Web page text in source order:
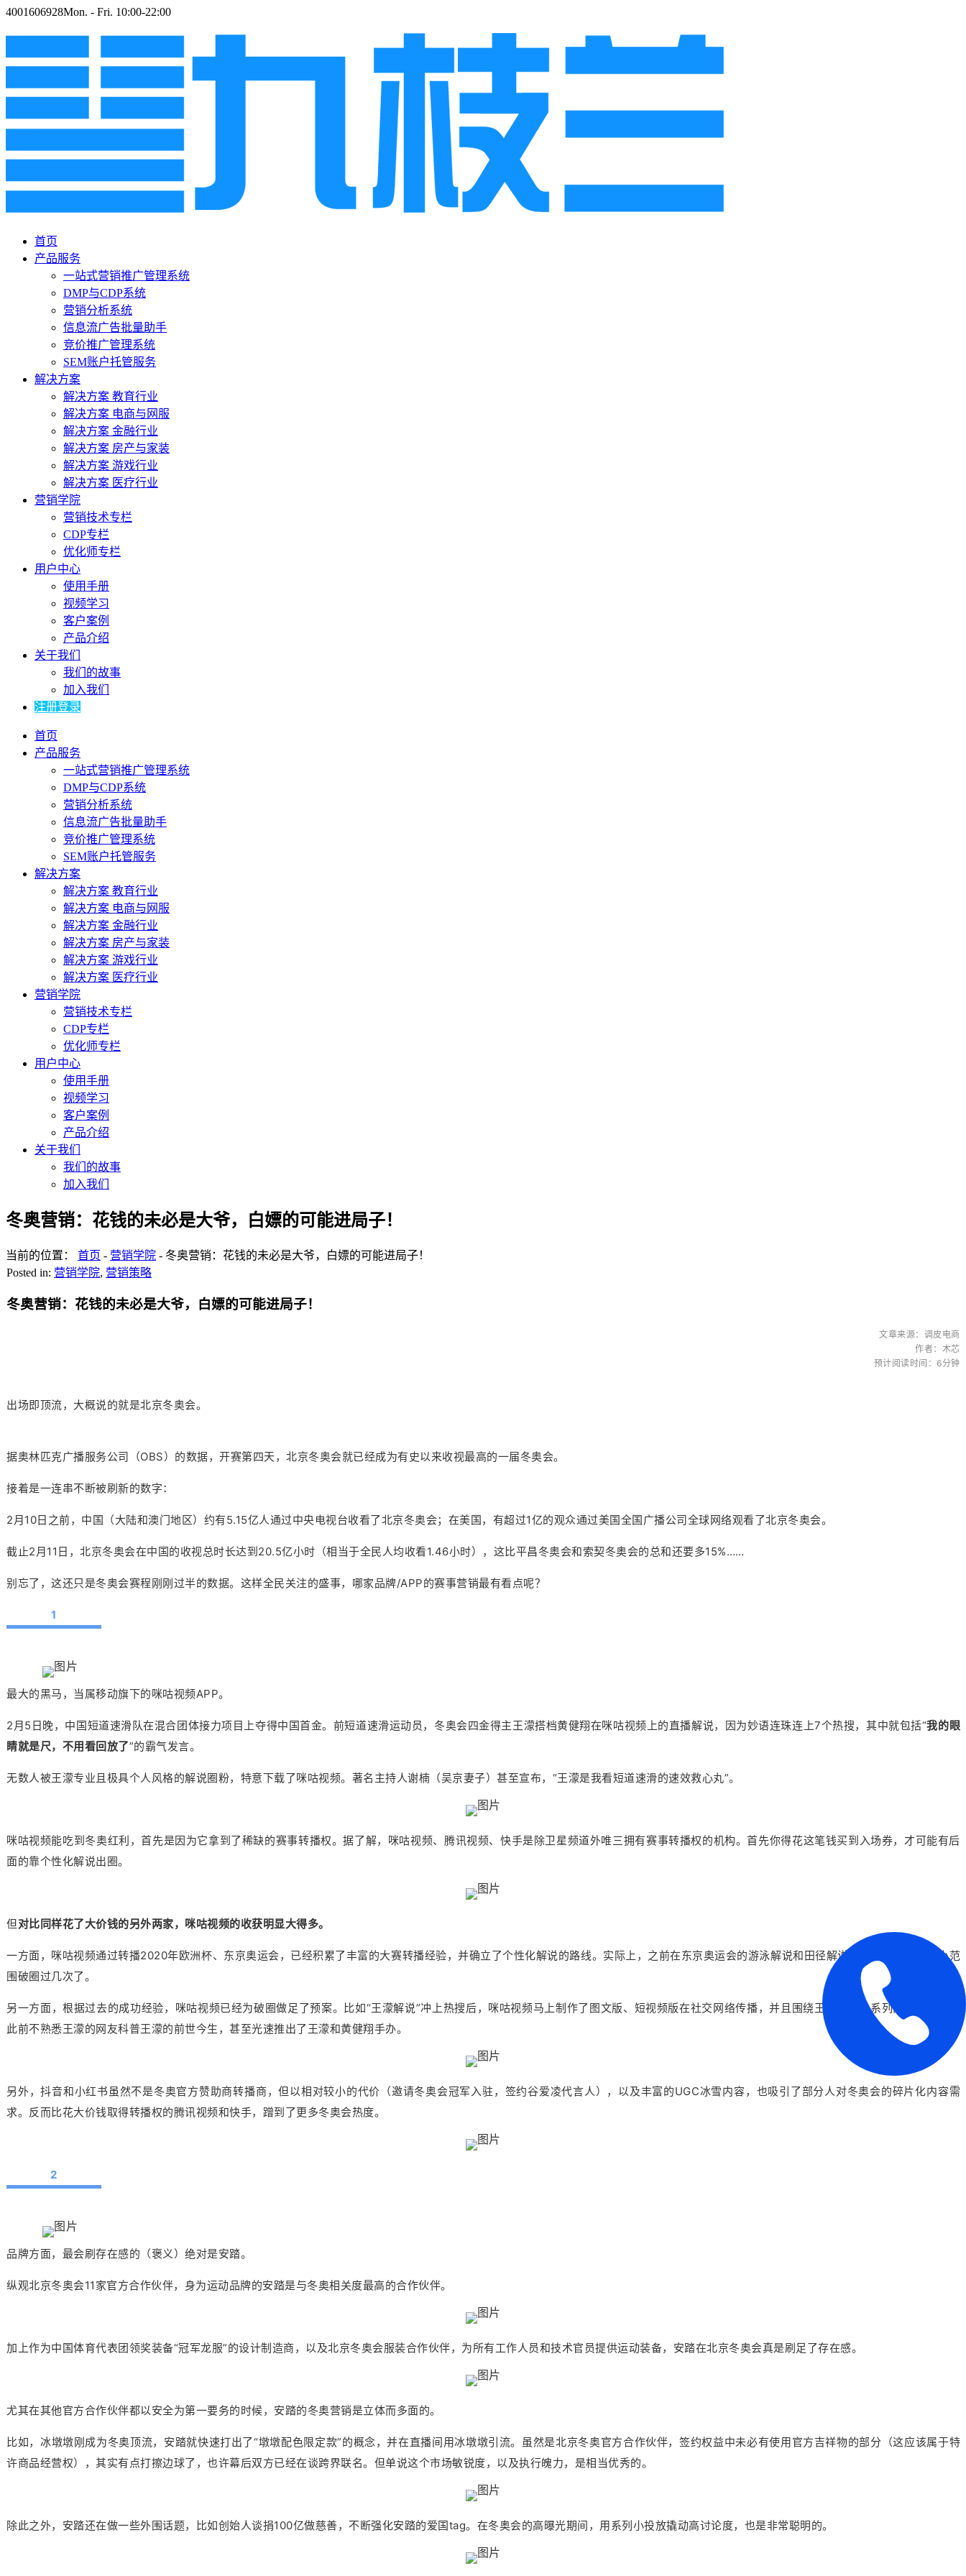
4001606928Mon. - Fri. 10:00-22:00
首页
产品服务
一站式营销推广管理系统
DMP与CDP系统
营销分析系统
信息流广告批量助手
竞价推广管理系统
SEM账户托管服务
解决方案
解决方案 教育行业
解决方案 电商与网服
解决方案 金融行业
解决方案 房产与家装
解决方案 游戏行业
解决方案 医疗行业
营销学院
营销技术专栏
CDP专栏
优化师专栏
用户中心
使用手册
视频学习
客户案例
产品介绍
关于我们
我们的故事
加入我们
注册登录
首页
产品服务
一站式营销推广管理系统
DMP与CDP系统
营销分析系统
信息流广告批量助手
竞价推广管理系统
SEM账户托管服务
解决方案
解决方案 教育行业
解决方案 电商与网服
解决方案 金融行业
解决方案 房产与家装
解决方案 游戏行业
解决方案 医疗行业
营销学院
营销技术专栏
CDP专栏
优化师专栏
用户中心
使用手册
视频学习
客户案例
产品介绍
关于我们
我们的故事
加入我们
冬奥营销：花钱的未必是大爷，白嫖的可能进局子！
当前的位置： 首页 - 营销学院 - 冬奥营销：花钱的未必是大爷，白嫖的可能进局子！
Posted in: 营销学院, 营销策略
冬奥营销：花钱的未必是大爷，白嫖的可能进局子！
文章来源：调皮电商
作者：木芯
预计阅读时间：6分钟
出场即顶流，大概说的就是北京冬奥会。
据奥林匹克广播服务公司（OBS）的数据，开赛第四天，北京冬奥会就已经成为有史以来收视最高的一届冬奥会。
接着是一连串不断被刷新的数字：
2月10日之前，中国（大陆和澳门地区）约有5.15亿人通过中央电视台收看了北京冬奥会；在美国，有超过1亿的观众通过美国全国广播公司全球网络观看了北京冬奥会。
截止2月11日，北京冬奥会在中国的收视总时长达到20.5亿小时（相当于全民人均收看1.46小时），这比平昌冬奥会和索契冬奥会的总和还要多15%……
别忘了，这还只是冬奥会赛程刚刚过半的数据。这样全民关注的盛事，哪家品牌/APP的赛事营销最有看点呢？
1
最大的黑马，当属移动旗下的咪咕视频APP。
2月5日晚，中国短道速滑队在混合团体接力项目上夺得中国首金。前短道速滑运动员，冬奥会四金得主王濛搭档黄健翔在咪咕视频上的直播解说，因为妙语连珠连上7个热搜，其中就包括“我的眼
睛就是尺，不用看回放了”的霸气发言。
无数人被王濛专业且极具个人风格的解说圈粉，特意下载了咪咕视频。著名主持人谢楠（吴京妻子）甚至宣布，“王濛是我看短道速滑的速效救心丸”。
咪咕视频能吃到冬奥红利，首先是因为它拿到了稀缺的赛事转播权。据了解，咪咕视频、腾讯视频、快手是除卫星频道外唯三拥有赛事转播权的机构。首先你得花这笔钱买到入场券，才可能有后
面的靠个性化解说出圈。
但对比同样花了大价钱的另外两家，咪咕视频的收获明显大得多。
一方面，咪咕视频通过转播2020年欧洲杯、东京奥运会，已经积累了丰富的大赛转播经验，并确立了个性化解说的路线。实际上，之前在东京奥运会的游泳解说和田径解说上，咪咕视频已经小范
围破圈过几次了。
另一方面，根据过去的成功经验，咪咕视频已经为破圈做足了预案。比如“王濛解说”冲上热搜后，咪咕视频马上制作了图文版、短视频版在社交网络传播，并且围绕王濛制作一系列内容，包括给
此前不熟悉王濛的网友科普王濛的前世今生，甚至光速推出了王濛和黄健翔手办。
另外，抖音和小红书虽然不是冬奥官方赞助商转播商，但以相对较小的代价（邀请冬奥会冠军入驻，签约谷爱凌代言人），以及丰富的UGC冰雪内容，也吸引了部分人对冬奥会的碎片化内容需
求。反而比花大价钱取得转播权的腾讯视频和快手，蹭到了更多冬奥会热度。
2
品牌方面，最会刷存在感的（褒义）绝对是安踏。
纵观北京冬奥会11家官方合作伙伴，身为运动品牌的安踏是与冬奥相关度最高的合作伙伴。
加上作为中国体育代表团领奖装备“冠军龙服”的设计制造商，以及北京冬奥会服装合作伙伴，为所有工作人员和技术官员提供运动装备，安踏在北京冬奥会真是刷足了存在感。
尤其在其他官方合作伙伴都以安全为第一要务的时候，安踏的冬奥营销是立体而多面的。
比如，冰墩墩刚成为冬奥顶流，安踏就快速打出了“墩墩配色限定款”的概念，并在直播间用冰墩墩引流。虽然是北京冬奥官方合作伙伴，签约权益中未必有使用官方吉祥物的部分（这应该属于特
许商品经营权），其实有点打擦边球了，也许幕后双方已经在谈跨界联名。但单说这个市场敏锐度，以及执行魄力，是相当优秀的。
除此之外，安踏还在做一些外围话题，比如创始人谈捐100亿做慈善，不断强化安踏的爱国tag。在冬奥会的高曝光期间，用系列小投放撬动高讨论度，也是非常聪明的。